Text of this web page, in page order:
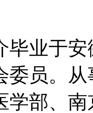
毕业于
委员。
学部、